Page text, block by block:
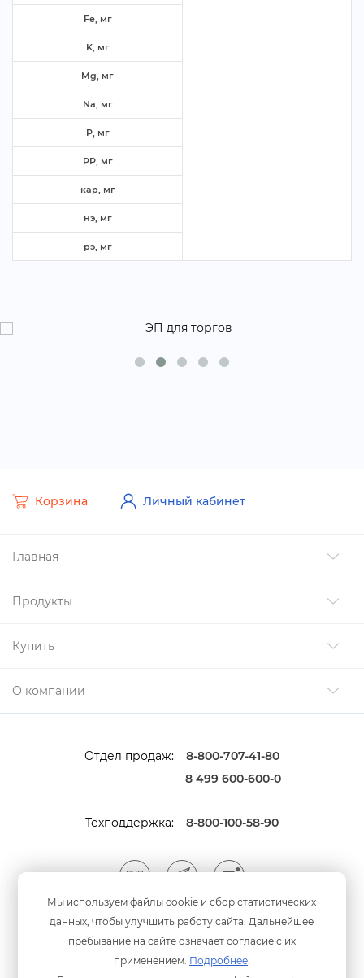
Мы используем файлы cookie и сбор статистических
данных, чтобы улучшить работу сайта. Дальнейшее
пребывание на сайте означает согласие с их
применением. Подробнее.
Fe, м
K, м
Mg, м
Na, м
P, м
PP, м
кар, м
нэ, м
рэ, м
Главная
Продукты
Купить
О компании
Корзина Личный кабинет
Отдел продаж:
8-800-707-41-80
8 499 600-600-0
Техподдержка: 8-800-100-58-90
Мы принимаем оплату
анковскими картами